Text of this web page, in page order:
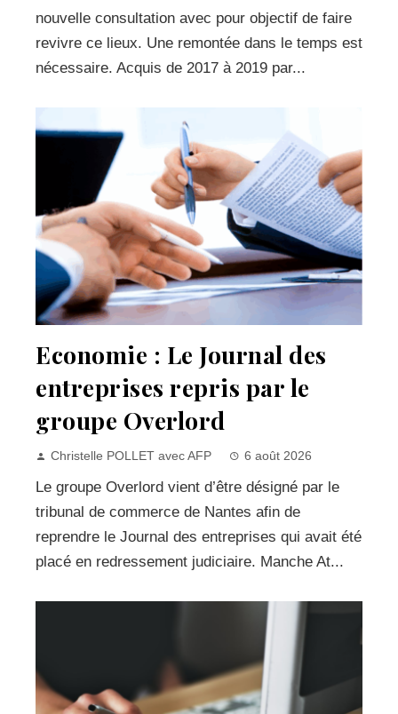
nouvelle consultation avec pour objectif de faire
revivre ce lieux. Une remontée dans le temps est
nécessaire. Acquis de 2017 à 2019 par...
Economie : Le Journal des
entreprises repris par le
groupe Overlord
Christelle POLLET avec AFP 6 août 2026
Le groupe Overlord vient d’être désigné par le
tribunal de commerce de Nantes afin de
reprendre le Journal des entreprises qui avait été
placé en redressement judiciaire. Manche At...